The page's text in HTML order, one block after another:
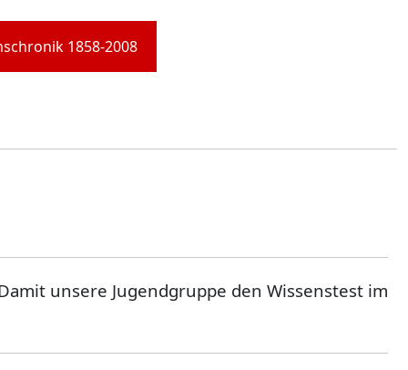
1858-2008
unsere Jugendgruppe den Wissenstest im